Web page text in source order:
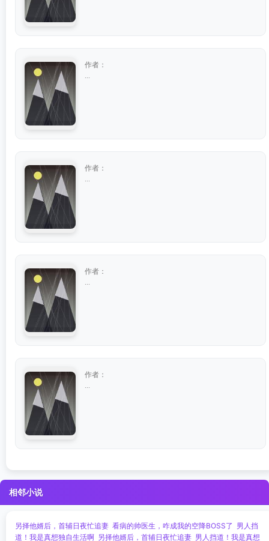
作者：
作者：
作者：
作者：
相邻小说
另择他婿后，首辅日夜忙追妻 看病的帅医生，咋成我的空降BOSS了 男人挡
道！我是真想独自生活啊 另择他婿后，首辅日夜忙追妻 男人挡道！我是真想